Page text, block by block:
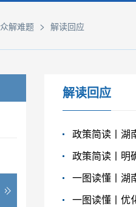
解难题 > 解读回应
解读回应
政策简读丨湖
政策简读丨明
一图读懂丨湖
一图读懂丨优